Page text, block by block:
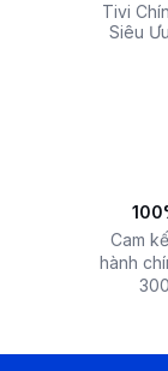
Tivi
Siêu
Các
của
Cam
hành